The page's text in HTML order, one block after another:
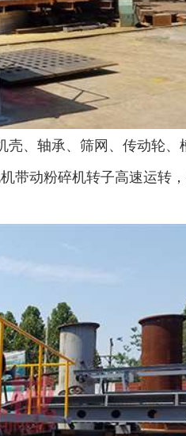
、轴承、筛网、传动轮
带动粉碎机转子高速运转